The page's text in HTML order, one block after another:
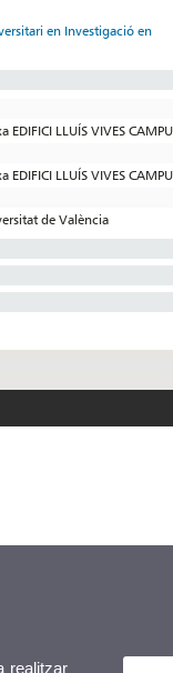
en Investigació en
LLUÍS VIVES
LLUÍS VIVES
de València
realitzar